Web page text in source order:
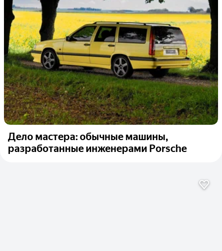
Дело мастера: обычные машины,
разработанные инженерами Porsche